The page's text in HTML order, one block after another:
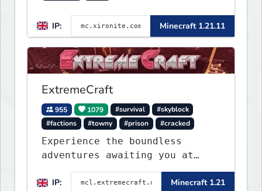
IP: Minecraft 1.21.11
ExtremeCraft
955 1079 #survival
#skyblock
#factions
#towny #prison #cracked
Experience the boundless
adventures awaiting you at
ExtremeCraft.net! Embark on a
journey through a plethora of
IP: Minecraft 1.21